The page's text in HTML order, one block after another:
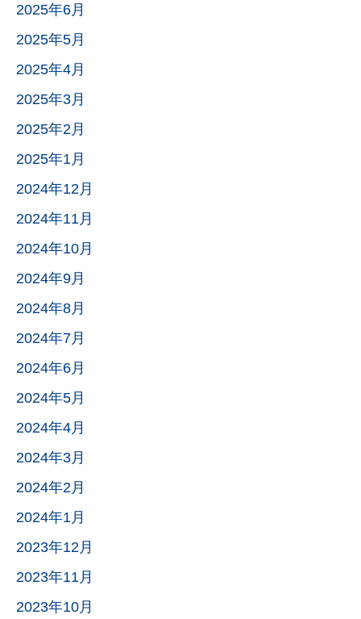
2025年6月
2025年5月
2025年4月
2025年3月
2025年2月
2025年1月
2024年12月
2024年11月
2024年10月
2024年9月
2024年8月
2024年7月
2024年6月
2024年5月
2024年4月
2024年3月
2024年2月
2024年1月
2023年12月
2023年11月
2023年10月